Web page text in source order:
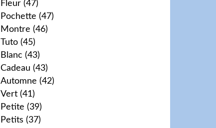
Fleur (47)
Pochette (47)
Montre (46)
Tuto (45)
Blanc (43)
Cadeau (43)
Automne (42)
Vert (41)
Petite (39)
Petits (37)